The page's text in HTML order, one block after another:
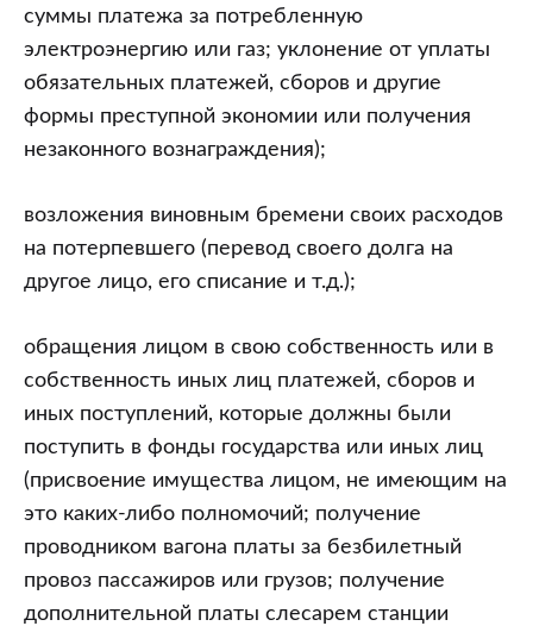
суммы платежа за потребленную
электроэнергию или газ; уклонение от уплаты
обязательных платежей, сборов и другие
формы преступной экономии или получения
незаконного вознаграждения);
возложения виновным бремени своих расходов
на потерпевшего (перевод своего долга на
другое лицо, его списание и т.д.);
обращения лицом в свою собственность или в
собственность иных лиц платежей, сборов и
иных поступлений, которые должны были
поступить в фонды государства или иных лиц
(присвоение имущества лицом, не имеющим на
это каких-либо полномочий; получение
проводником вагона платы за безбилетный
провоз пассажиров или грузов; получение
дополнительной платы слесарем станции